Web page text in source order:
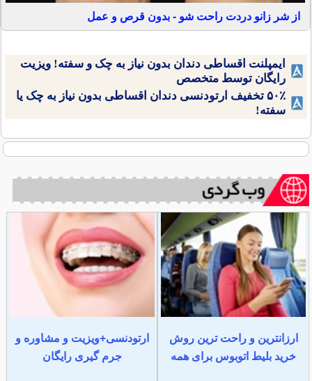
از شر زانو دردت راحت شو - بدون قرص و عمل
ایمپلنت اقساطی دندان بدون نیاز به چک و سفته! ویزیت
رایگان توسط متخصص
۵۰٪ تخفیف ارتودنسی دندان اقساطی بدون نیاز به چک یا
سفته!
ارزانترین و راحت ترین روش
خرید بلیط اتوبوس برای همه
ارتودنسی+ویزیت و مشاوره و
جرم گیری رایگان